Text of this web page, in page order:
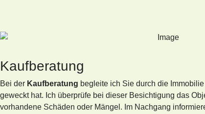
Kaufberatung
Bei der Kaufberatung begleite ich Sie durch die
geweckt hat. Ich überprüfe bei dieser Besichtigung das
vorhandene Schäden oder Mängel. Im Nachgang